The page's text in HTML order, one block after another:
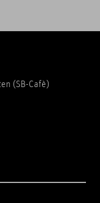
(SB-Cafè)